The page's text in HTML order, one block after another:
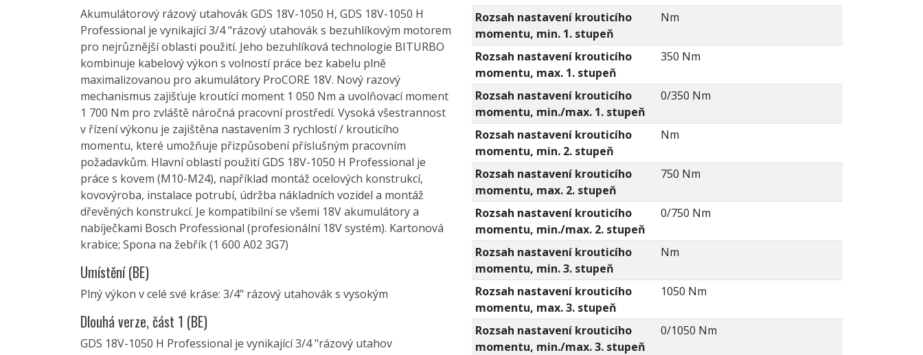
Akumulátorový rázový utahovák GDS 18V-1050 H, GDS 18V-1050 H
Professional je vynikající 3/4 "rázový utahovák s bezuhlíkovým motorem
pro nejrůznější oblasti použití. Jeho bezuhlíková technologie BITURBO
kombinuje kabelový výkon s volností práce bez kabelu plně
maximalizovanou pro akumulátory ProCORE 18V. Nový razový
mechanismus zajišťuje kroutící moment 1 050 Nm a uvolňovací moment
1 700 Nm pro zvláště náročná pracovní prostředí. Vysoká všestrannost
v řízení výkonu je zajištěna nastavením 3 rychlostí / krouticího
momentu, které umožňuje přizpůsobení příslušným pracovním
požadavkům. Hlavní oblastí použití GDS 18V-1050 H Professional je
práce s kovem (M10-M24), například montáž ocelových konstrukcí,
kovovýroba, instalace potrubí, údržba nákladních vozidel a montáž
dřevěných konstrukcí. Je kompatibilní se všemi 18V akumulátory a
nabíječkami Bosch Professional (profesionální 18V systém). Kartonová
krabice; Spona na žebřík (1 600 A02 3G7)
Umístění (BE)
Plný výkon v celé své kráse: 3/4" rázový utahovák s vysokým
Dlouhá verze, část 1 (BE)
GDS 18V-1050 H Professional je vynikající 3/4 "rázový utahov
Rozsah nastavení krouticího
momentu, min. 1. stupeň
Nm
Rozsah nastavení krouticího
momentu, max. 1. stupeň
350 Nm
Rozsah nastavení krouticího
momentu, min./max. 1. stupeň
0/350 Nm
Rozsah nastavení krouticího
momentu, min. 2. stupeň
Nm
Rozsah nastavení krouticího
momentu, max. 2. stupeň
750 Nm
Rozsah nastavení krouticího
momentu, min./max. 2. stupeň
0/750 Nm
Rozsah nastavení krouticího
momentu, min. 3. stupeň
Nm
Rozsah nastavení krouticího
momentu, max. 3. stupeň
1050 Nm
Rozsah nastavení krouticího
momentu, min./max. 3. stupeň
0/1050 Nm